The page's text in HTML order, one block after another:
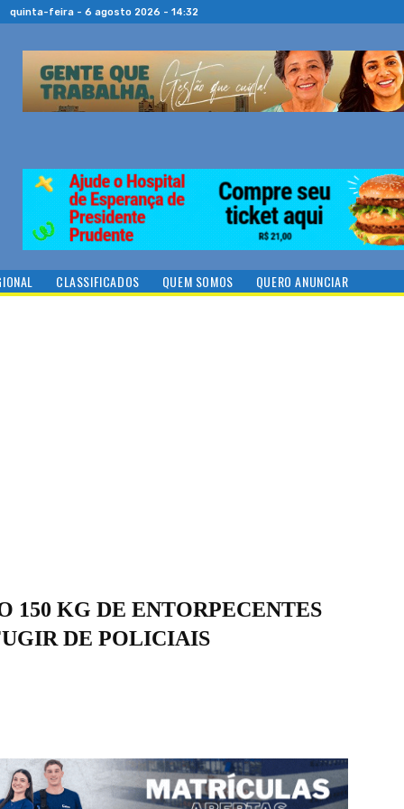
quinta-feira - 6 agosto 2026 - 14:32
CLASSIFICADOS QUEM SOMOS QUERO ANUNCIAR
150 KG DE ENTORPECENTES
DE POLICIAIS